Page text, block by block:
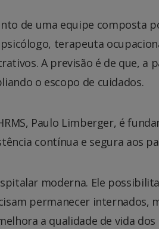
de uma equipe composta
terapeuta
A previsão é de que, a
o escopo de cuidados.
Paulo Limberger, é
contínua e segura aos
moderna. Ele
permanecer internados,
a qualidade de vida dos